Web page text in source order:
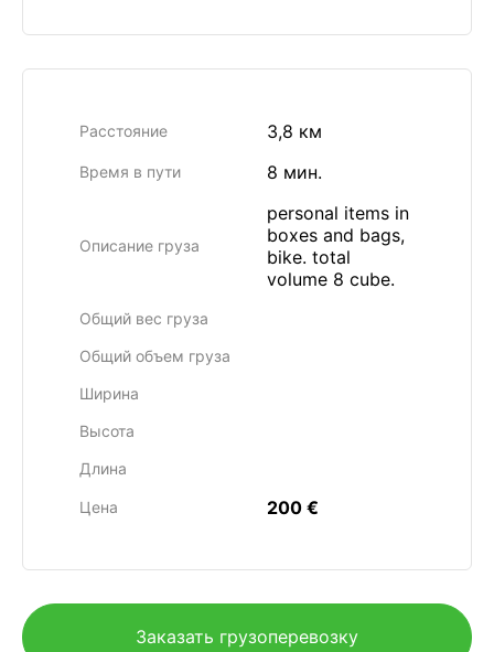
Расстояние 3,8 км
Время в пути 8 мин.
Описание груза
personal items in
boxes and bags,
bike. total
volume 8 cube.
Общий вес груза
Общий объем груза
Ширина
Высота
Длина
Цена 200 €
Заказать грузоперевозку